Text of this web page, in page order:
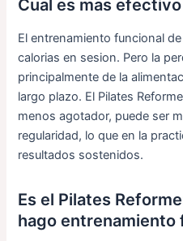
Cual es mas
El entrenamiento funcional
calorias en sesion. Pero la
principalmente de la
largo plazo. El Pilates
menos agotador, puede ser
regularidad, lo que en la
resultados sostenidos.
Es el Pilates
hago entrenamiento